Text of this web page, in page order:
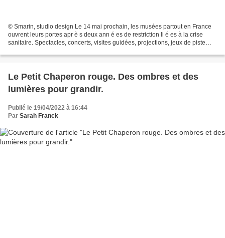
© Smarin, studio design Le 14 mai prochain, les musées partout en France
ouvrent leurs portes apr è s deux ann é es de restriction li é es à la crise
sanitaire. Spectacles, concerts, visites guidées, projections, jeux de piste…
Le Petit Chaperon rouge. Des ombres et des
lumières pour grandir.
Publié le 19/04/2022 à 16:44
Par Sarah Franck